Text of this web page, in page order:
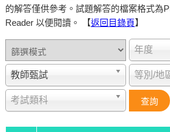
的解答僅供參考。試題解答的檔案格式為
Reader 以便閱讀。 【返回目錄頁】
年度
教師甄試 等別/地
考試類科